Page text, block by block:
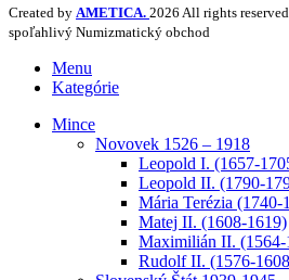
Created by AMETICA. 2026 All rights
spoľahlivý Numizmatický obchod
Menu
Kategórie
Mince
Novovek 1526 – 1918
Leopold I. (1657-
Leopold II. (1790-
Mária Terézia (1740-
Matej II. (1608-1619)
Maximilián II. (1564-
Rudolf II. (1576-